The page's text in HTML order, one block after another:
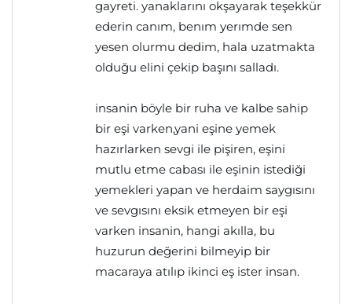
gayreti. yanaklarını okşayarak teşekkür
ederin canım, benım yerımde sen
yesen olurmu dedim, hala uzatmakta
olduğu elini çekip başını salladı.
insanin böyle bir ruha ve kalbe sahip
bir eşi varken,yani eşine yemek
hazırlarken sevgi ile pişiren, eşini
mutlu etme cabası ile eşinin istediği
yemekleri yapan ve herdaim saygısını
ve sevgısını eksik etmeyen bir eşi
varken insanin, hangi akılla, bu
huzurun değerini bilmeyip bir
macaraya atılıp ikinci eş ister insan.